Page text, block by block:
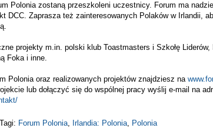
Polonia zostaną przeszkoleni uczestnicy. Forum ma
DCC. Zaprasza też zainteresowanych Polaków w Irlandii,
.
projekty m.in. polski klub Toastmasters i Szkołę
Foka i inne.
Polonia oraz realizowanych projektów znajdziesz na
lub dołączyć się do wspólnej pracy wyślij e-mail na
Tagi: Forum Polonia Irlandia: Polonia Polonia